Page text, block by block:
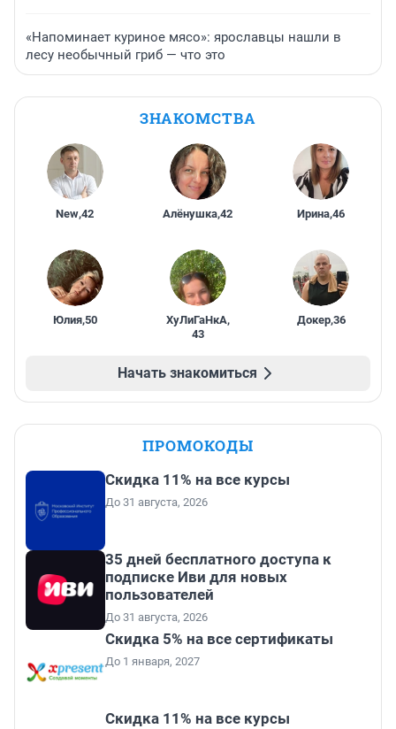
«Напоминает куриное мясо»: ярославцы нашли в
лесу необычный гриб — что это
ЗНАКОМСТВА
New,42 Алёнушка,42 Ирина,46
Юлия,50 ХуЛиГаНкА,
43
Докер,36
Начать знакомиться
ПРОМОКОДЫ
Скидка 11% на все курсы
До 31 августа, 2026
35 дней бесплатного доступа к
подписке Иви для новых
пользователей
До 31 августа, 2026
Скидка 5% на все сертификаты
До 1 января, 2027
Скидка 11% на все курсы